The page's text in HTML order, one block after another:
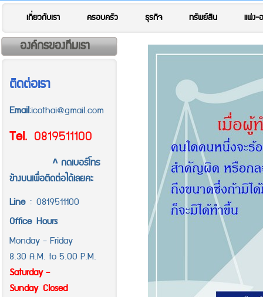
เกี่ยวกับเรา ครอบครัว ธุรกิจ ทรัพย์สิน แพ่ง-
องค์กรของทีมเรา
ติดต่อเรา
Email:icothai@gmail.com
Tel. 0819511100
^ กดเบอร์โทร
ข้างบนเพื่อติดต่อได้เลยคะ
Line: 0819511100
Office Hours
Monday - Friday
8.30 A.M. to 5.00 P.M.
Saturday -
Sunday Closed